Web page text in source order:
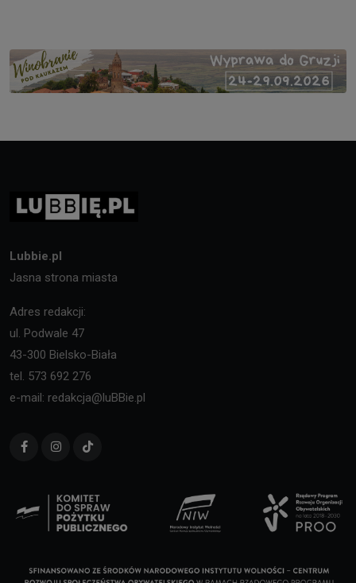
Lubbie.pl
Jasna strona miasta
Adres redakcji:
ul. Podwale 47
43-300 Bielsko-Biała
tel. 573 692 276
e-mail: redakcja@luBBie.pl